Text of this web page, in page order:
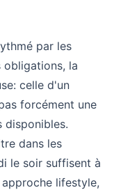
par les
obligations, la
celle d'un
forcément une
disponibles.
dans les
le soir suffisent à
lifestyle,